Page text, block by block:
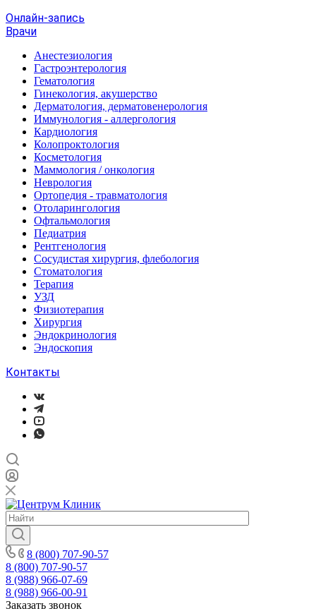
Онлайн-запись
Врачи
Анестезиология
Гастроэнтерология
Гематология
Гинекология, акушерство
Дерматология, дерматовенерология
Иммунология - аллергология
Кардиология
Колопроктология
Косметология
Маммология / онкология
Неврология
Ортопедия - травматология
Отоларингология
Офтальмология
Педиатрия
Рентгенология
Сосудистая хирургия, флебология
Стоматология
Терапия
УЗД
Физиотерапия
Хирургия
Эндокринология
Эндоскопия
Контакты
8 (800) 707-90-57
8 (800) 707-90-57
8 (988) 966-07-69
8 (988) 966-00-91
Заказать звонок